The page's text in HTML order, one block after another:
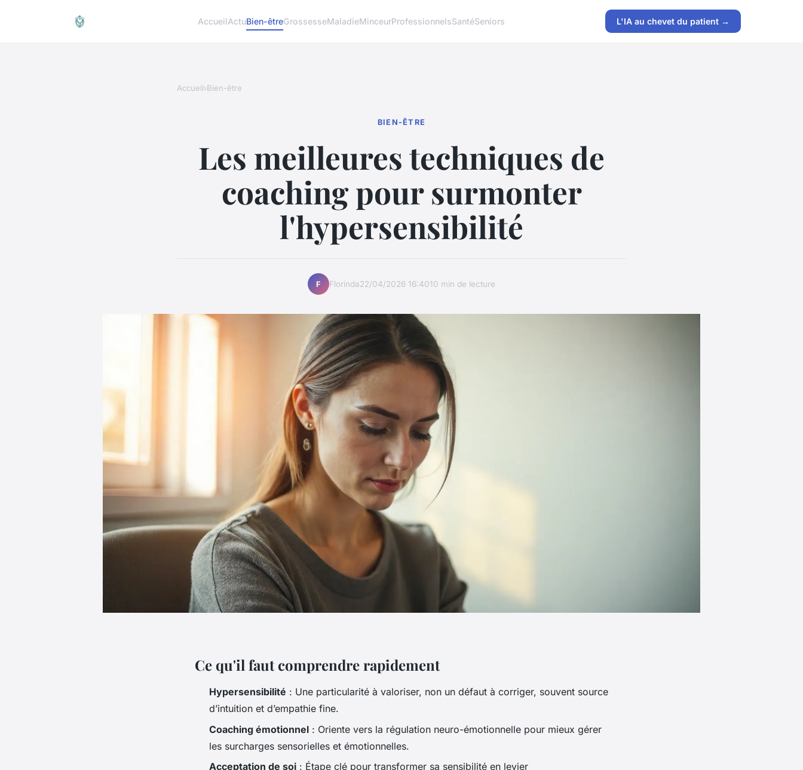
AccueilActuBien-êtreGrossesseMaladieMinceurProfessionnelsSantéSeniors L'IA au chevet du patient →
Accueil›Bien-être
BIEN-ÊTRE
Les meilleures techniques de
coaching pour surmonter
l'hypersensibilité
F Florinda22/04/2026 16:4010 min de lecture
Ce qu'il faut comprendre rapidement
Hypersensibilité : Une particularité à valoriser, non un défaut à corriger, souvent source
d’intuition et d’empathie fine.
Coaching émotionnel : Oriente vers la régulation neuro-émotionnelle pour mieux gérer
les surcharges sensorielles et émotionnelles.
Acceptation de soi : Étape clé pour transformer sa sensibilité en levier